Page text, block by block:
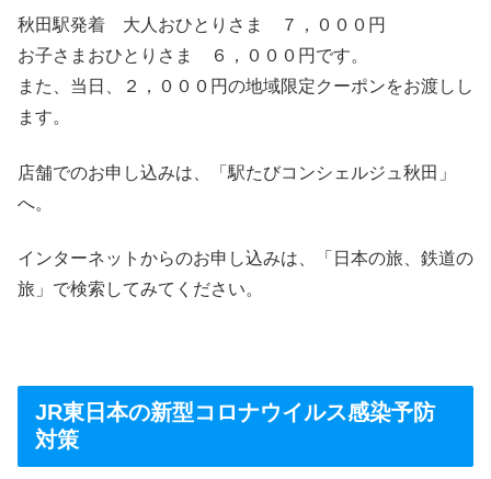
秋田駅発着 大人おひとりさま ７，０００円
お子さまおひとりさま ６，０００円です。
また、当日、２，０００円の地域限定クーポンをお渡しし
ます。
店舗でのお申し込みは、「駅たびコンシェルジュ秋田」
へ。
インターネットからのお申し込みは、「日本の旅、鉄道の
旅」で検索してみてください。
JR東日本の新型コロナウイルス感染予防
対策